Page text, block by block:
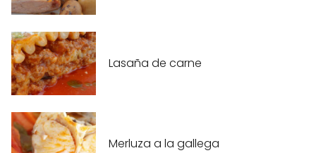
Lasaña de carne
Merluza a la gallega